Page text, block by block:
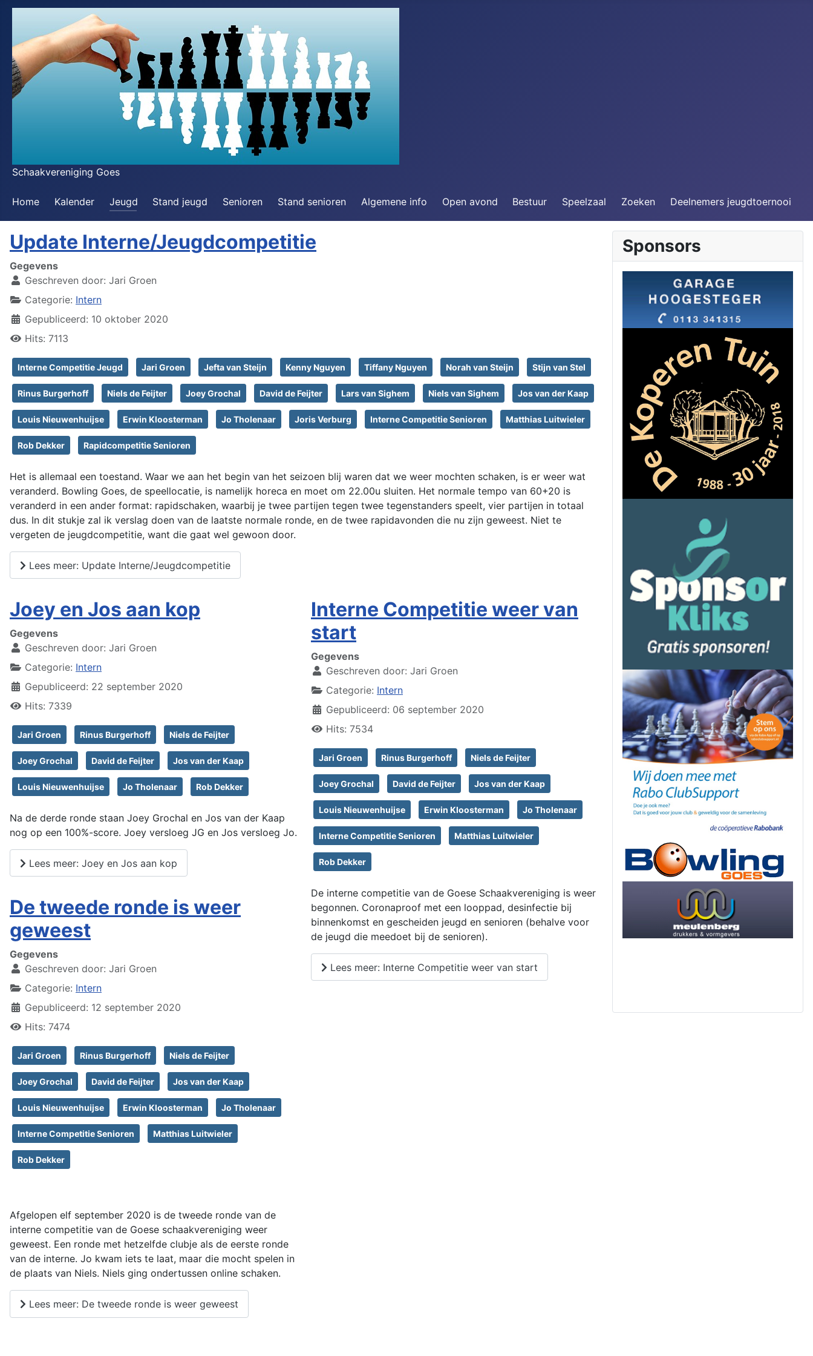
Schaakvereniging Goes
Home Kalender Jeugd Stand jeugd Senioren Stand senioren Algemene info Open avond Bestuur Speelzaal Zoeken Deelnemers jeugdtoernooi
Update Interne/Jeugdcompetitie
Gegevens
Geschreven door: Jari Groen
Categorie: Intern
Gepubliceerd: 10 oktober 2020
Hits: 7113
Interne Competitie Jeugd Jari Groen Jefta van Steijn Kenny Nguyen Tiffany Nguyen Norah van Steijn Stijn van Stel
Rinus Burgerhoff Niels de Feijter Joey Grochal David de Feijter Lars van Sighem Niels van Sighem Jos van der Kaap
Louis Nieuwenhuijse Erwin Kloosterman Jo Tholenaar Joris Verburg Interne Competitie Senioren Matthias Luitwieler
Rob Dekker Rapidcompetitie Senioren
Het is allemaal een toestand. Waar we aan het begin van het seizoen blij waren dat we weer mochten schaken, is er weer wat
veranderd. Bowling Goes, de speellocatie, is namelijk horeca en moet om 22.00u sluiten. Het normale tempo van 60+20 is
veranderd in een ander format: rapidschaken, waarbij je twee partijen tegen twee tegenstanders speelt, vier partijen in totaal
dus. In dit stukje zal ik verslag doen van de laatste normale ronde, en de twee rapidavonden die nu zijn geweest. Niet te
vergeten de jeugdcompetitie, want die gaat wel gewoon door.
Lees meer: Update Interne/Jeugdcompetitie
Joey en Jos aan kop
Gegevens
Geschreven door: Jari Groen
Categorie: Intern
Gepubliceerd: 22 september 2020
Hits: 7339
Jari Groen Rinus Burgerhoff Niels de Feijter
Joey Grochal David de Feijter Jos van der Kaap
Louis Nieuwenhuijse Jo Tholenaar Rob Dekker
Na de derde ronde staan Joey Grochal en Jos van der Kaap
nog op een 100%-score. Joey versloeg JG en Jos versloeg Jo.
Lees meer: Joey en Jos aan kop
De tweede ronde is weer
geweest
Gegevens
Geschreven door: Jari Groen
Categorie: Intern
Gepubliceerd: 12 september 2020
Hits: 7474
Jari Groen Rinus Burgerhoff Niels de Feijter
Joey Grochal David de Feijter Jos van der Kaap
Louis Nieuwenhuijse Erwin Kloosterman Jo Tholenaar
Interne Competitie Senioren Matthias Luitwieler
Rob Dekker
Afgelopen elf september 2020 is de tweede ronde van de
interne competitie van de Goese schaakvereniging weer
geweest. Een ronde met hetzelfde clubje als de eerste ronde
van de interne. Jo kwam iets te laat, maar die mocht spelen in
de plaats van Niels. Niels ging ondertussen online schaken.
Lees meer: De tweede ronde is weer geweest
Interne Competitie weer van
start
Gegevens
Geschreven door: Jari Groen
Categorie: Intern
Gepubliceerd: 06 september 2020
Hits: 7534
Jari Groen Rinus Burgerhoff Niels de Feijter
Joey Grochal David de Feijter Jos van der Kaap
Louis Nieuwenhuijse Erwin Kloosterman Jo Tholenaar
Interne Competitie Senioren Matthias Luitwieler
Rob Dekker
De interne competitie van de Goese Schaakvereniging is weer
begonnen. Coronaproof met een looppad, desinfectie bij
binnenkomst en gescheiden jeugd en senioren (behalve voor
de jeugd die meedoet bij de senioren).
Lees meer: Interne Competitie weer van start
Sponsors